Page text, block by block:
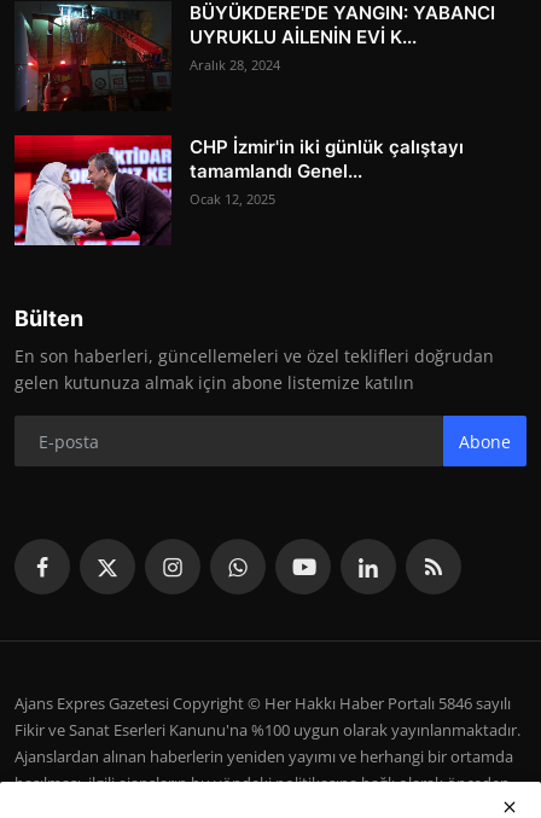
BÜYÜKDERE'DE YANGIN: YABANCI
UYRUKLU AİLENİN EVİ K...
Aralık 28, 2024
CHP İzmir'in iki günlük çalıştayı
tamamlandı Genel...
Ocak 12, 2025
Bülten
En son haberleri, güncellemeleri ve özel teklifleri doğrudan
gelen kutunuza almak için abone listemize katılın
Abone
Ajans Expres Gazetesi Copyright © Her Hakkı Haber Portalı 5846 sayılı
Fikir ve Sanat Eserleri Kanunu'na %100 uygun olarak yayınlanmaktadır.
Ajanslardan alınan haberlerin yeniden yayımı ve herhangi bir ortamda
basılması, ilgili ajansların bu yöndeki politikasına bağlı olarak önceden